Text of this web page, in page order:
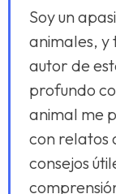
Soy un
animales, y
autor de
profundo
animal me
con relatos
consejos